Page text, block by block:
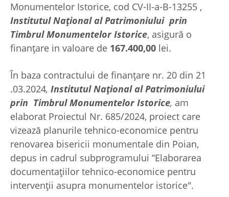
Monumentelor Istorice, cod CV-II-a-B-13255 ,
Institutul Național al Patrimoniului prin
Timbrul Monumentelor Istorice, asigură o
finanțare in valoare de 167.400,00 lei.
În baza contractului de finanțare nr. 20 din 21
.03.2024, Institutul Național al Patrimoniului
prin Timbrul Monumentelor Istorice, am
elaborat Proiectul Nr. 685/2024, proiect care
vizează planurile tehnico-economice pentru
renovarea bisericii monumentale din Poian,
depus in cadrul subprogramului “Elaborarea
documentațiilor tehnico-economice pentru
intervenții asupra monumentelor istorice".